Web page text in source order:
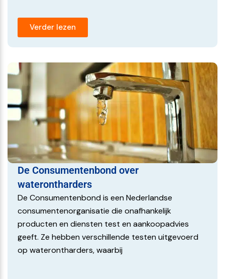
Verder lezen
De Consumentenbond over
waterontharders
De Consumentenbond is een Nederlandse
consumentenorganisatie die onafhankelijk
producten en diensten test en aankoopadvies
geeft. Ze hebben verschillende testen uitgevoerd
op waterontharders, waarbij